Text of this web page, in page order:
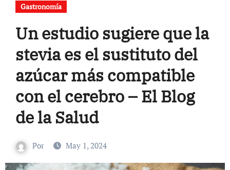
Gastronomía
Un estudio sugiere que la
stevia es el sustituto del
azúcar más compatible
con el cerebro – El Blog
de la Salud
Por May 1, 2024